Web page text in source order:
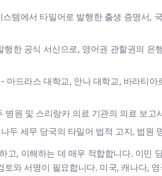
템에서 타밀어로 발행한 출생 증명서,
한 공식 서신으로, 영어권 관할권의 은
드라스 대학교, 안나 대학교, 바라티아
원 및 스리랑카 의료 기관의 의료 보고
두 세무 당국의 타밀어 법적 고지, 법원
, 이해하는 데 매우 적합합니다. 이민
토와 서명이 필요합니다. 미국, 캐나다,